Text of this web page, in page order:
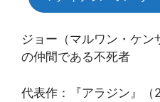
ジョー（マルワン・ケン
の仲間である不死者
代表作：『アラジン』